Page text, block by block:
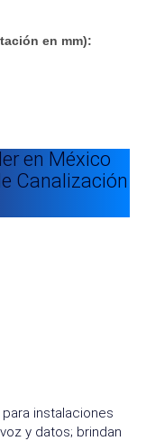
en mm):
en México
Canalización
instalaciones
y datos; brindan